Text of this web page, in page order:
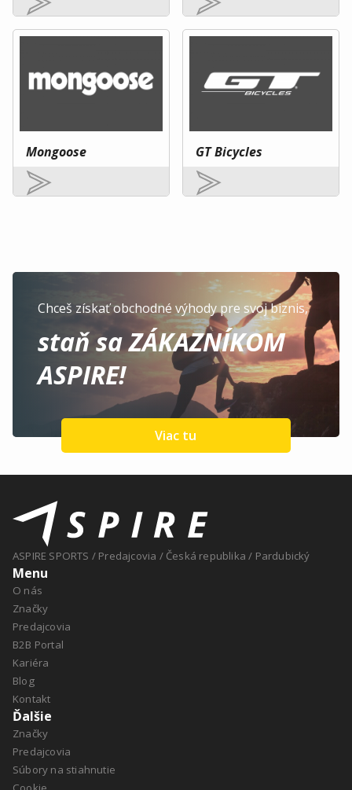
Mongoose GT Bicycles
Chceš získať obchodné výhody pre svoj biznis,
staň sa ZÁKAZNÍKOM
ASPIRE!
Viac tu
ASPIRE SPORTS / Predajcovia / Česká republika / Pardubický
Menu
O nás
Značky
Predajcovia
B2B Portal
Kariéra
Blog
Kontakt
Ďalšie
Značky
Predajcovia
Súbory na stiahnutie